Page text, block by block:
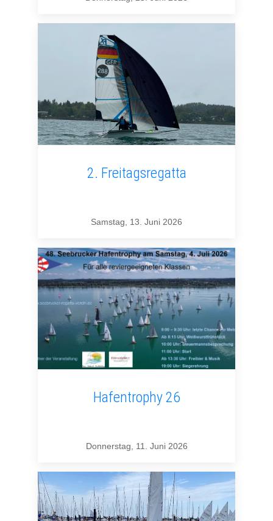
2. Freitagsregatta
Samstag, 13. Juni 2026
Hafentrophy 26
Donnerstag, 11. Juni 2026